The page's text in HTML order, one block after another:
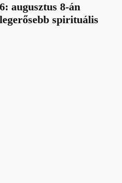
augusztus 8-án
spirituális